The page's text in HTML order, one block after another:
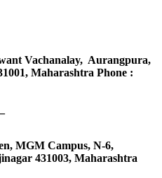
Vachanalay, Aurangpura,
Maharashtra Phone :
MGM Campus, N-6,
431003, Maharashtra